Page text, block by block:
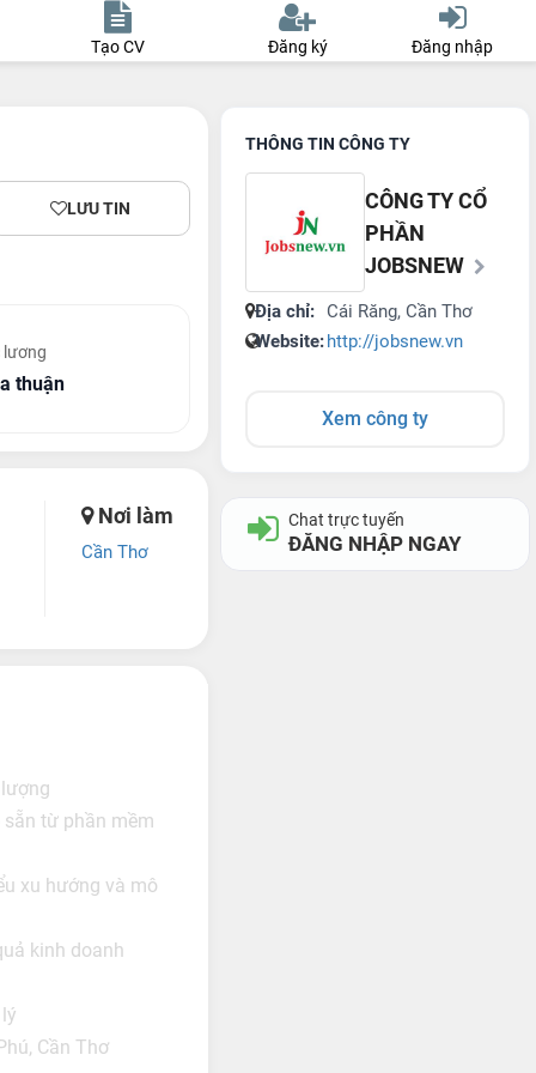
Tạo CV Đăng ký Đăng nhập
LƯU TIN
lương
thuận
Nơi làm
Cần Thơ
từ phần mềm
xu hướng và mô
kinh doanh
Cần Thơ
THÔNG TIN CÔNG TY
CÔNG TY CỔ
PHẦN
JOBSNEW
Địa chỉ:
Cái Răng, Cần Thơ
Website:http://jobsnew.vn
Xem công ty
Chat trực tuyến
ĐĂNG NHẬP NGAY